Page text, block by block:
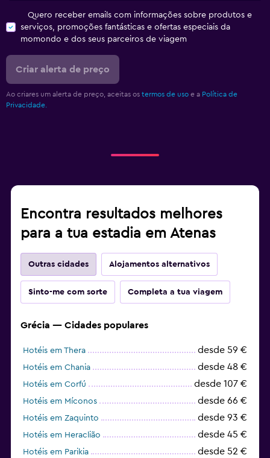
Quero receber emails com informações sobre produtos e
serviços, promoções fantásticas e ofertas especiais da
momondo e dos seus parceiros de viagem
Criar alerta de preço
Ao criares um alerta de preço, aceitas os termos de uso e a Política de
Privacidade.
Encontra resultados melhores
para a tua estadia em Atenas
Outras cidades Alojamentos alternativos
Sinto-me com sorte Completa a tua viagem
Grécia — Cidades populares
Hotéis em Thera desde 59 €
Hotéis em Chania desde 48 €
Hotéis em Corfú desde 107 €
Hotéis em Míconos desde 66 €
Hotéis em Zaquinto desde 93 €
Hotéis em Heraclião desde 45 €
Hotéis em Parikia desde 52 €